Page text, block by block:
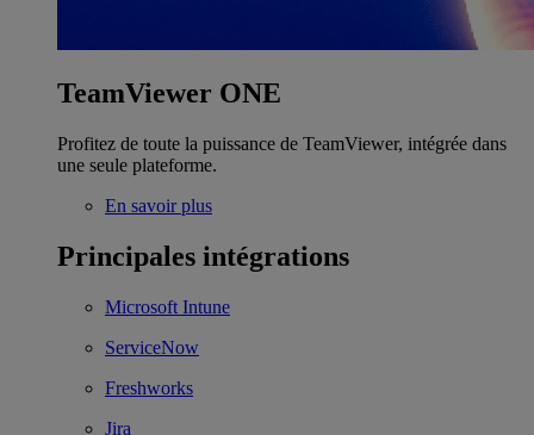
TeamViewer ONE
Profitez de toute la puissance de TeamViewer, intégrée dans
une seule plateforme.
En savoir plus
Principales intégrations
Microsoft Intune
ServiceNow
Freshworks
Jira